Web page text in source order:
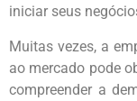
iniciar seus
Muitas vezes, a
ao mercado pode
compreender a